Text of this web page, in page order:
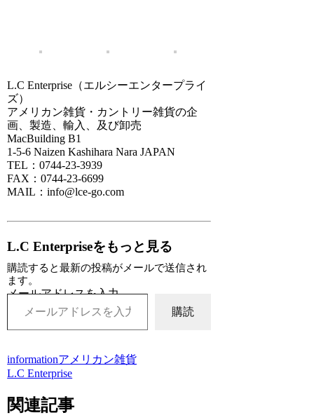
L.C Enterprise（エルシーエンタープライ
ズ）
アメリカン雑貨・カントリー雑貨の企
画、製造、輸入、及び卸売
MacBuilding B1
1-5-6 Naizen Kashihara Nara JAPAN
TEL：0744-23-3939
FAX：0744-23-6699
MAIL：info@lce-go.com
L.C Enterpriseをもっと見る
購読すると最新の投稿がメールで送信され
ます。
メールアドレスを入力...
購読
informationアメリカン雑貨
L.C Enterprise
関連記事